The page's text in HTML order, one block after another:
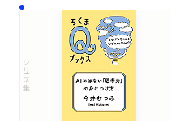
シリーズ・全集